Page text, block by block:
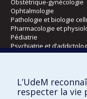
Obstétrique-gynécologie
Ophtalmologie
Pathologie et biologie
Pharmacologie et
Pédiatrie
Psychiatrie et
Radiologie, radio-
Écoles
L’UdeM
respecter la vie